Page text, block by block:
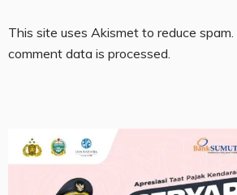
This site uses Akismet to reduce spam.
comment data is processed.